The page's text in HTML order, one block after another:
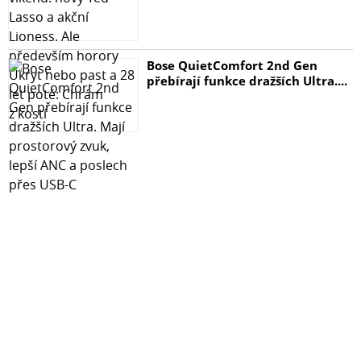
UNIVERZÁLNÍ VYUŽITÍ – ideální jako kancelářský
plánovač, tabule na poznámky, informační tabule nebo
rodinný organizér. Využijete ji pro plánování projektů,
zapisování důležitých termínů, tvorbu nákupních
seznamů, studium nebo kreslení s dětmi.
10LETÁ ZÁRUKA NA POVRCH – vysoká kvalita zpracování
a odolné materiály umožňují dlouhodobé každodenní
používání. Záruka 10 let na povrch a 2 roky na konstrukci
potvrzují spolehlivost a odolnost tabule PREMIUM EXPO.
SADA PŘÍSLUŠENSTVÍ ZDARMA – součástí balení je
Bose QuietComfort 2nd Gen
přebírají funkce dražších Ultra....